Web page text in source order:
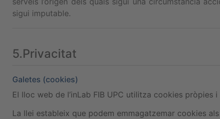
sigui imputable.
5.Privacitat
Galetes (cookies)
El lloc web de l’inLab FIB UPC utilitza cookies
La llei estableix que podem emmagatzemar cookies